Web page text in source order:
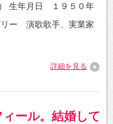
生年月日 １９５０年
リー 演歌歌手、実業家
詳細を見る
ール。結婚して